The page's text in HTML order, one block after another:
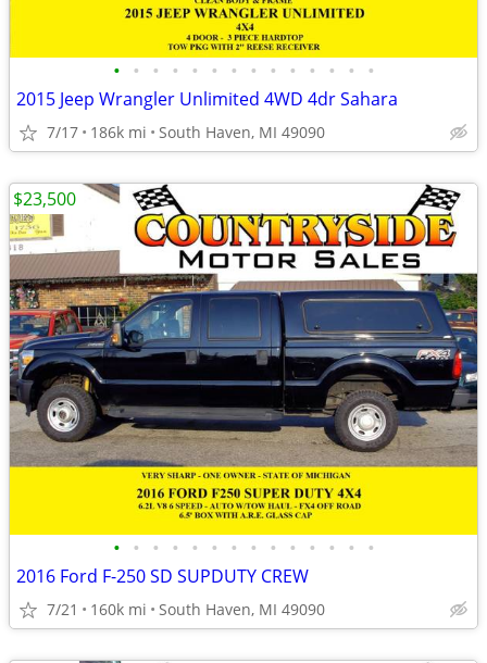
• • • • • • • • • • • • • •
2015 Jeep Wrangler Unlimited 4WD 4dr Sahara
7/17 186k mi South Haven, MI 49090
• • • • • • • • • • • • • •
2016 Ford F-250 SD SUPDUTY CREW
7/21 160k mi South Haven, MI 49090
$23,500